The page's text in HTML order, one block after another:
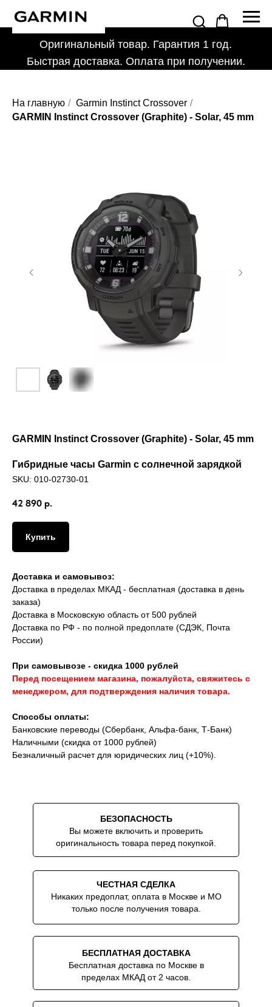
Оригинальный товар. Гарантия 1 год.
Быстрая доставка. Оплата при получении.
На главную / Garmin Instinct Crossover /
GARMIN Instinct Crossover (Graphite) - Solar, 45 mm
GARMIN Instinct Crossover (Graphite) - Solar, 45 mm
Гибридные часы Garmin с солнечной зарядкой
SKU: 010-02730-01
42 890 р.
Купить
Доставка и самовывоз:
Доставка в пределах МКАД - бесплатная (доставка в день
заказа)
Доставка в Московскую область от 500 рублей
Доставка по РФ - по полной предоплате (СДЭК, Почта
России)
При самовывозе - скидка 1000 рублей
Перед посещением магазина, пожалуйста, свяжитесь с
менеджером, для подтверждения наличия товара.
Способы оплаты:
Банковские переводы (Сбербанк, Альфа-банк, Т-Банк)
Наличными (скидка от 1000 рублей)
Безналичный расчет для юридических лиц (+10%).
БЕЗОПАСНОСТЬ
Вы можете включить и проверить
оригинальность товара перед покупкой.
БЕСПЛАТНАЯ ДОСТАВКА
Бесплатная доставка по Москве в
пределах МКАД от 2 часов.
ЧЕСТНАЯ СДЕЛКА
Никаких предоплат, оплата в Москве и МО
только после получения товара.